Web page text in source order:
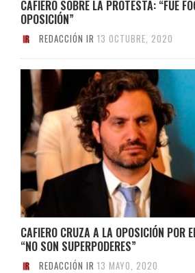
CAFIERO SOBRE LA PROTESTA: “FUE
OPOSICIÓN”
REDACCIÓN IR 13 OCTUBRE, 2020
CAFIERO CRUZA A LA OPOSICIÓN POR
“NO SON SUPERPODERES”
REDACCIÓN IR 13 MAYO, 2020